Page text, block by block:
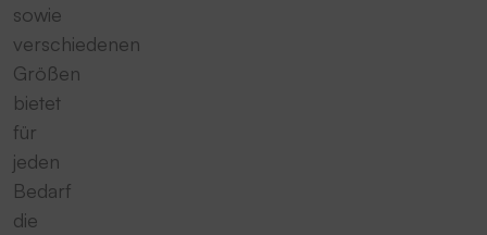
sowie
verschiedenen
Größen
bietet
für
jeden
Bedarf
die